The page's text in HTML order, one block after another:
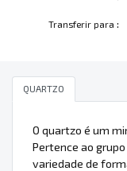
Transferir para :
QUARTZO
O quartzo é um
Pertence ao
variedade de